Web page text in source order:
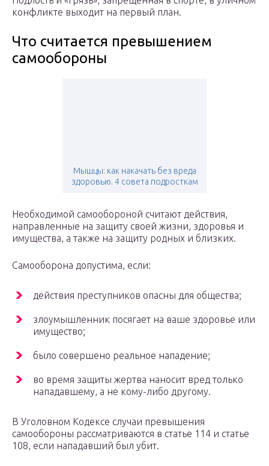
конфликте выходит на первый план.
Что считается превышением
самообороны
Мышцы: как накачать без вреда
здоровью. 4 совета подросткам
Необходимой самообороной считают действия,
направленные на защиту своей жизни, здоровья и
имущества, а также на защиту родных и близких.
Самооборона допустима, если:
действия преступников опасны для общества;
злоумышленник посягает на ваше здоровье или
имущество;
было совершено реальное нападение;
во время защиты жертва наносит вред только
нападавшему, а не кому-либо другому.
В Уголовном Кодексе случаи превышения
самообороны рассматриваются в статье 114 и статье
108, если нападавший был убит.